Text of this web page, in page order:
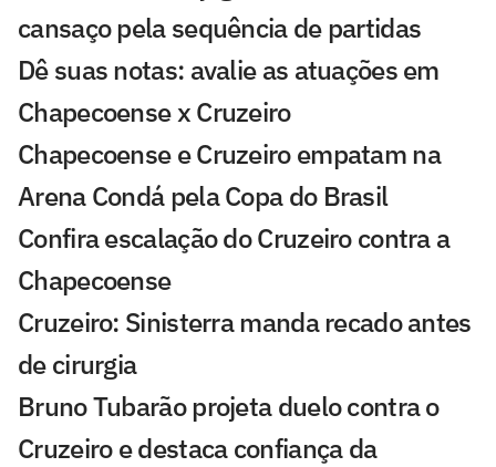
cansaço pela sequência de partidas
Dê suas notas: avalie as atuações em
Chapecoense x Cruzeiro
Chapecoense e Cruzeiro empatam na
Arena Condá pela Copa do Brasil
Confira escalação do Cruzeiro contra a
Chapecoense
Cruzeiro: Sinisterra manda recado antes
de cirurgia
Bruno Tubarão projeta duelo contra o
Cruzeiro e destaca confiança da